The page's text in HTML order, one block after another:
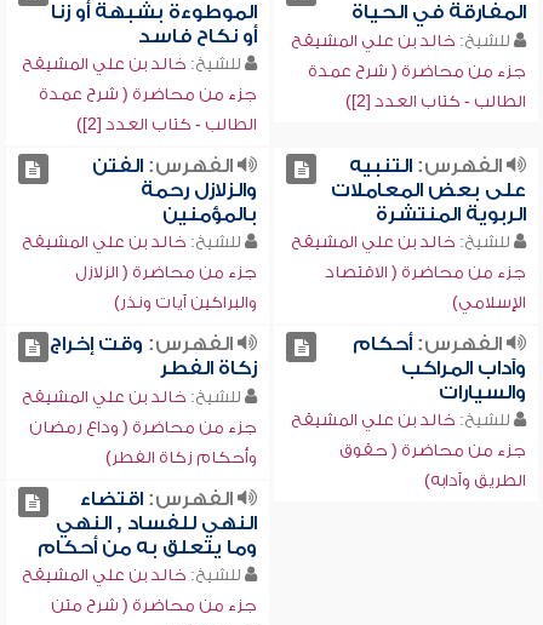
المفارقة في الحياة
للشيخ: خالد بن علي المشيقح
جزء من محاضرة ( شرح عمدة
الطالب - كتاب العدد [2])
الموطوءة بشبهة أو زنا
أو نكاح فاسد
للشيخ: خالد بن علي المشيقح
جزء من محاضرة ( شرح عمدة
الطالب - كتاب العدد [2])
الفهرس:التنبيه
على بعض المعاملات
الربوية المنتشرة
للشيخ: خالد بن علي المشيقح
جزء من محاضرة ( الاقتصاد
الإسلامي)
الفهرس:الفتن
والزلازل رحمة
بالمؤمنين
للشيخ: خالد بن علي المشيقح
جزء من محاضرة ( الزلازل
والبراكين آيات ونذر)
الفهرس:أحكام
وآداب المراكب
والسيارات
للشيخ: خالد بن علي المشيقح
جزء من محاضرة ( حقوق
الطريق وآدابه)
الفهرس: وقت إخراج
زكاة الفطر
للشيخ: خالد بن علي المشيقح
جزء من محاضرة ( وداع رمضان
وأحكام زكاة الفطر)
الفهرس:اقتضاء
النهي للفساد , النهي
وما يتعلق به من أحكام
للشيخ: خالد بن علي المشيقح
جزء من محاضرة ( شرح متن